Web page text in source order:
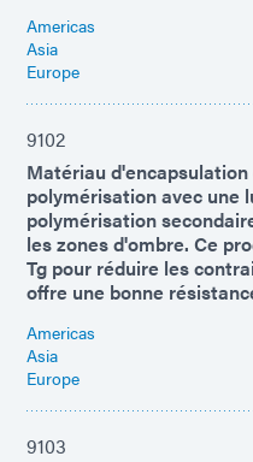
Americas
Asia
Europe
9102
Matériau
polymérisation avec une
polymérisation
les zones d'ombre. Ce
Tg pour réduire les
offre une bonne
Americas
Asia
Europe
9103